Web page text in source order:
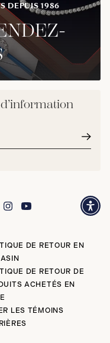
DEPUIS 1986
DE RETOUR EN
DE RETOUR DE
ACHETÉS EN
LES TÉMOINS